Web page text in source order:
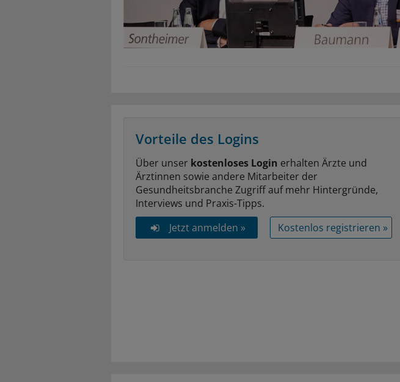
Vorteile des Logins
Über unser kostenloses Login erhalten Ärzte und
Ärztinnen sowie andere Mitarbeiter der
Gesundheitsbranche Zugriff auf mehr Hintergründe,
Interviews und Praxis-Tipps.
Jetzt anmelden »
Kostenlos registrieren »